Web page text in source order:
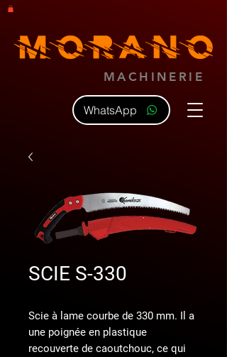
MACHINERIE
WhatsApp
SCIE S-330
Scie à lame courbe de 330 mm. Il a
une poignée en plastique
recouverte de caoutchouc, ce qui